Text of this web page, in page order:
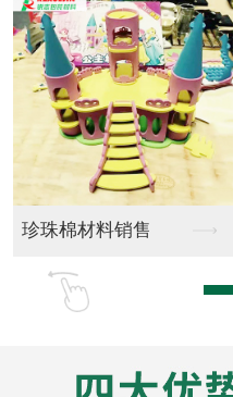
双面胶销售加工